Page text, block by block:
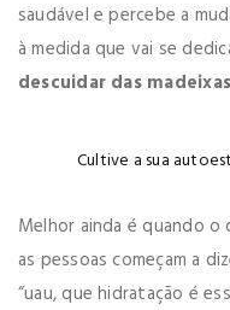
saudável e percebe a
à medida que vai se
descuidar das
Cultive a sua
Melhor ainda é quando o
as pessoas começam a
“uau, que hidratação é